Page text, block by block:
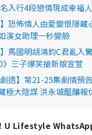
入行4段戀情現成幸福
恐怖情人由愛變恨隱藏
演女助理一秒變臉
馬國明胡鴻鈞C君亂入
三子爆笑搶新娘宣萱
劇透】第21-25集劇情預
極大陰謀 洪永城醞釀報
U Lifestyle